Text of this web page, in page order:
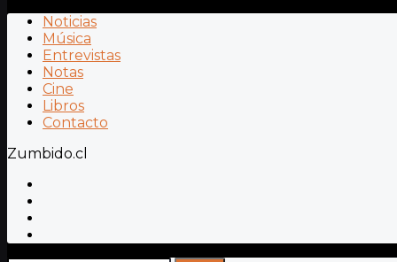
Noticias
Música
Entrevistas
Notas
Cine
Libros
Contacto
Zumbido.cl